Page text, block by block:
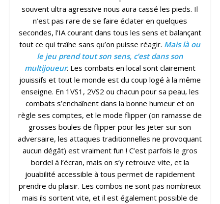
souvent ultra agressive nous aura cassé les pieds. Il
n’est pas rare de se faire éclater en quelques
secondes, l’IA courant dans tous les sens et balançant
tout ce qui traîne sans qu’on puisse réagir. Mais là ou
le jeu prend tout son sens, c’est dans son
multijoueur. Les combats en local sont clairement
jouissifs et tout le monde est du coup logé à la même
enseigne. En 1VS1, 2VS2 ou chacun pour sa peau, les
combats s’enchaînent dans la bonne humeur et on
règle ses comptes, et le mode flipper (on ramasse de
grosses boules de flipper pour les jeter sur son
adversaire, les attaques traditionnelles ne provoquant
aucun dégât) est vraiment fun ! C’est parfois le gros
bordel à l’écran, mais on s’y retrouve vite, et la
jouabilité accessible à tous permet de rapidement
prendre du plaisir. Les combos ne sont pas nombreux
mais ils sortent vite, et il est également possible de